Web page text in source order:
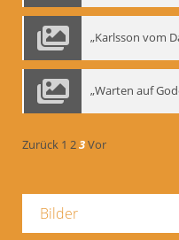
Zurück 1 23Vor
Bilder